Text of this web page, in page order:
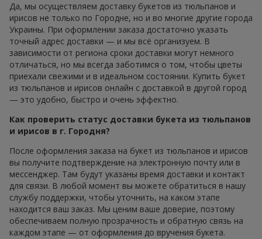
Да, мы осуществляем доставку букетов из тюльпанов и
ирисов не только по Городне, но и во многие другие города
Украины. При оформлении заказа достаточно указать
точный адрес доставки — и мы всё организуем. В
зависимости от региона сроки доставки могут немного
отличаться, но мы всегда заботимся о том, чтобы цветы
приехали свежими и в идеальном состоянии. Купить букет
из тюльпанов и ирисов онлайн с доставкой в другой город
— это удобно, быстро и очень эффектно.
Как проверить статус доставки букета из тюльпанов
и ирисов в г. Городня?
После оформления заказа на букет из тюльпанов и ирисов
вы получите подтверждение на электронную почту или в
мессенджер. Там будут указаны время доставки и контакт
для связи. В любой момент вы можете обратиться в нашу
службу поддержки, чтобы уточнить, на каком этапе
находится ваш заказ. Мы ценим ваше доверие, поэтому
обеспечиваем полную прозрачность и обратную связь на
каждом этапе — от оформления до вручения букета.